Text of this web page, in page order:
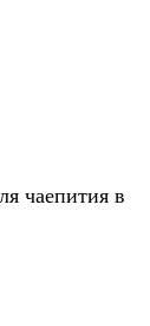
чаепития в